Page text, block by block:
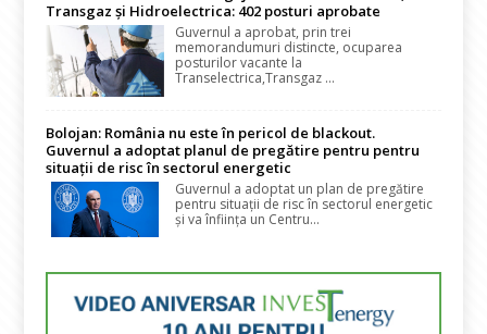
Transgaz și Hidroelectrica: 402 posturi aprobate
Guvernul a aprobat, prin trei
memorandumuri distincte, ocuparea
posturilor vacante la
Transelectrica,Transgaz ...
Bolojan: România nu este în pericol de blackout.
Guvernul a adoptat planul de pregătire pentru pentru
situații de risc în sectorul energetic
Guvernul a adoptat un plan de pregătire
pentru situații de risc în sectorul energetic
și va înființa un Centru...